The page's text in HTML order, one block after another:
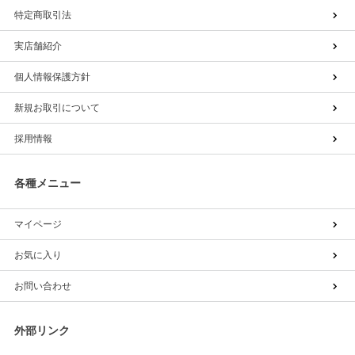
特定商取引法
実店舗紹介
個人情報保護方針
新規お取引について
採用情報
各種メニュー
マイページ
お気に入り
お問い合わせ
外部リンク